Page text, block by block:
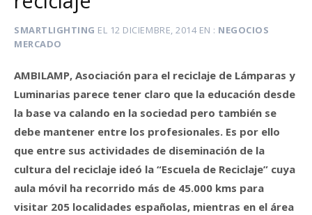
SMARTLIGHTING EL 12 DICIEMBRE, 2014EN
NEGOCIOS
MERCADO
AMBILAMP, Asociación para el reciclaje de Lámparas y
Luminarias parece tener claro que la educación desde
la base va calando en la sociedad pero también se
debe mantener entre los profesionales. Es por ello
que entre sus actividades de diseminación de la
cultura del reciclaje ideó la “Escuela de Reciclaje” cuya
aula móvil ha recorrido más de 45.000 kms para
visitar 205 localidades españolas, mientras en el área